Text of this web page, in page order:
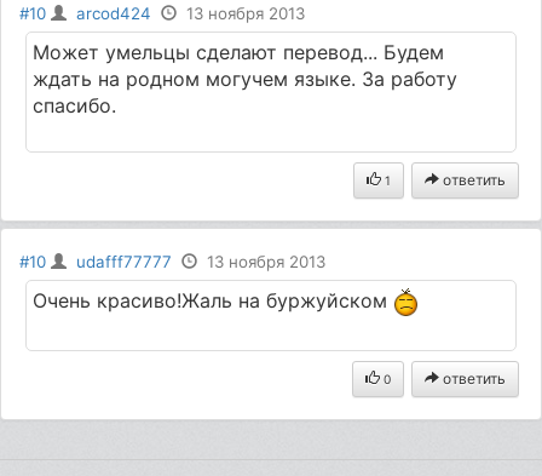
#10 arcod424 13 ноября 2013
Может умельцы сделают перевод... Будем
ждать на родном могучем языке. За работу
спасибо.
1 ответить
#10 udafff77777 13 ноября 2013
Очень красиво!Жаль на буржуйском
0 ответить